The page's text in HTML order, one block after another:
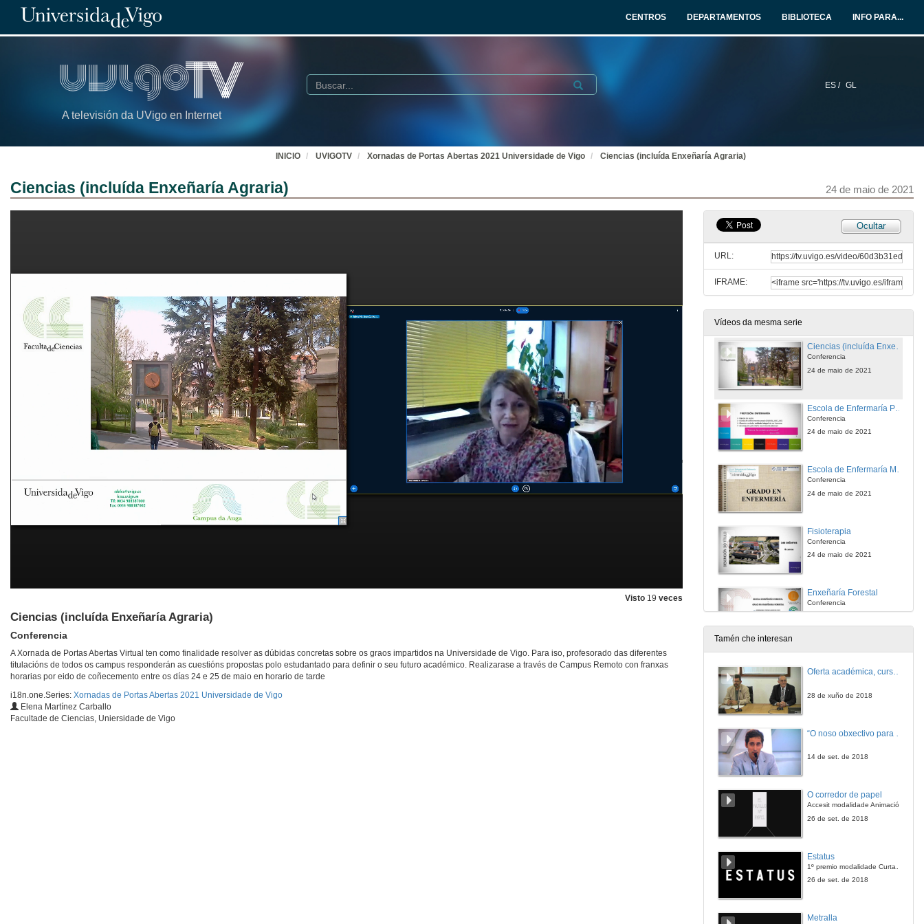
CENTROS DEPARTAMENTOS BIBLIOTECA INFO PARA...
A televisión da UVigo en Internet
ES / GL
Buscar Submit
INICIO UVIGOTV Xornadas de Portas Abertas 2021 Universidade de Vigo Ciencias (incluída Enxeñaría Agraria)
Ciencias (incluída Enxeñaría Agraria) 24 de maio de 2021
Visto 19 veces
Ciencias (incluída Enxeñaría Agraria)
Conferencia
A Xornada de Portas Abertas Virtual ten como finalidade resolver as dúbidas concretas sobre os graos impartidos na Universidade de Vigo. Para iso, profesorado das diferentes
titulacións de todos os campus responderán as cuestións propostas polo estudantado para definir o seu futuro académico. Realizarase a través de Campus Remoto con franxas
horarias por eido de coñecemento entre os días 24 e 25 de maio en horario de tarde
i18n.one.Series: Xornadas de Portas Abertas 2021 Universidade de Vigo
Elena Martínez Carballo
Facultade de Ciencias, Uniersidade de Vigo
Ocultar
URL:
IFRAME:
Vídeos da mesma serie
Ciencias Sociais e da Comunicación (Dirección e Xestión Pública)
24 de maio de 2021
Ciencias do Mar
Conferencia
Química
Conferencia
24 de maio de 2021
Ciencias (incluída Enxeñaría Agraria)
Conferencia
24 de maio de 2021
Conferencia
24 de maio de 2021
Escola de Enfermaría Meixoeiro
Conferencia
24 de maio de 2021
Fisioterapia
Conferencia
24 de maio de 2021
Enxeñaría Forestal
Conferencia
Enxeñaría de Minas e Enerxía
25 de maio de 2021
Tamén che interesan
Oferta académica, curso 2018-2019
28 de xuño de 2018
14 de set. de 2018
O corredor de papel
Accesit modalidade Animación
26 de set. de 2018
Estatus
1º premio modalidade Curta narrativa
26 de set. de 2018
Metralla